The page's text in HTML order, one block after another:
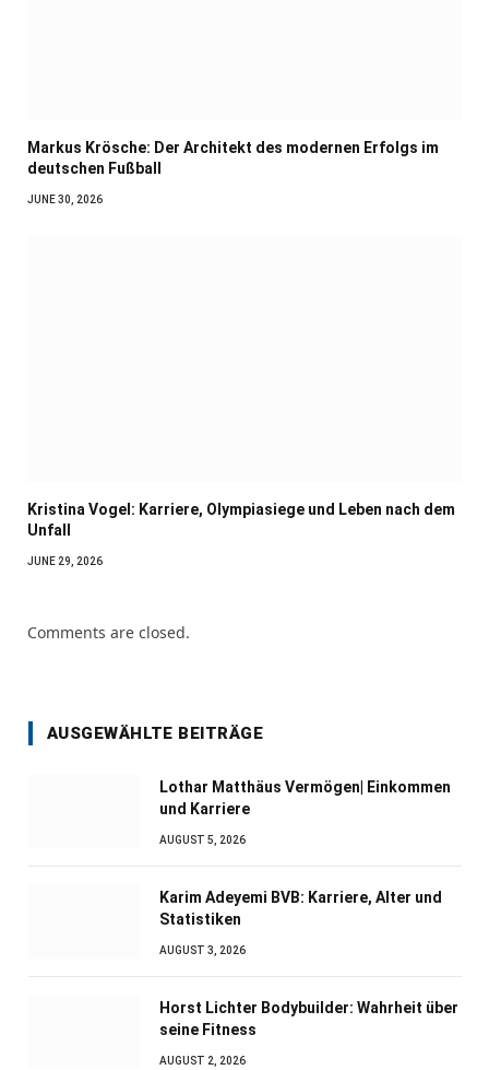
Markus Krösche: Der Architekt des modernen Erfolgs im
deutschen Fußball
JUNE 30, 2026
Kristina Vogel: Karriere, Olympiasiege und Leben nach dem
Unfall
JUNE 29, 2026
Comments are closed.
AUSGEWÄHLTE BEITRÄGE
Lothar Matthäus Vermögen| Einkommen
und Karriere
AUGUST 5, 2026
Karim Adeyemi BVB: Karriere, Alter und
Statistiken
AUGUST 3, 2026
Horst Lichter Bodybuilder: Wahrheit über
seine Fitness
AUGUST 2, 2026